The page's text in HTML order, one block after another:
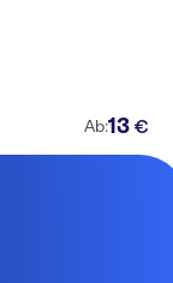
Ab:13 €